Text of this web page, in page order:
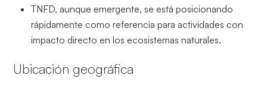
TNFD, aunque emergente, se está posicionando
rápidamente como referencia para actividades con
impacto directo en los ecosistemas naturales.
Ubicación geográfica